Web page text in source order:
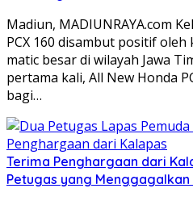
Madiun, MADIUNRAYA.com
PCX 160 disambut positif
matic besar di wilayah Jawa
pertama kali, All New Honda
bagi…
Terima Penghargaan dari
Petugas yang Menggagalkan